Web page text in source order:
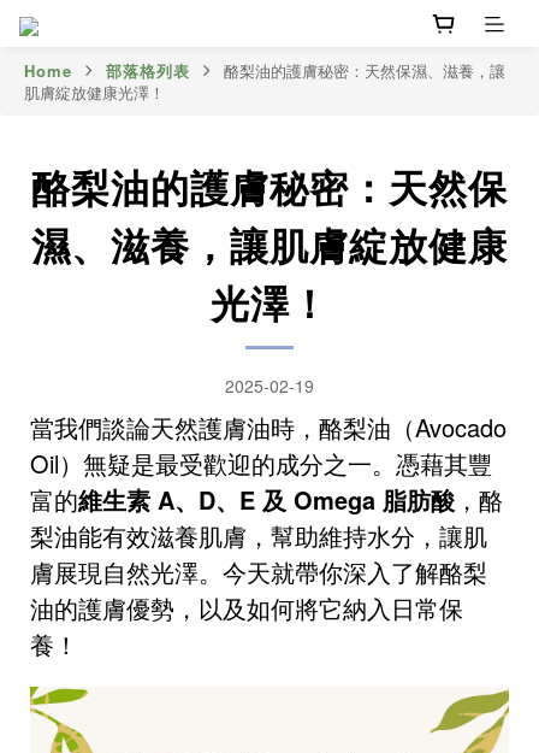
Home 部落格列表
酪梨油的護膚秘密：天然保濕、滋養，讓
肌膚綻放健康光澤！
酪梨油的護膚秘密：天然保
濕、滋養，讓肌膚綻放健康
光澤！
2025-02-19
當我們談論天然護膚油時，酪梨油（Avocado
Oil）無疑是最受歡迎的成分之一。憑藉其豐
富的維生素 A、D、E 及 Omega 脂肪酸 ，酪
梨油能有效滋養肌膚，幫助維持水分，讓肌
膚展現自然光澤。今天就帶你深入了解酪梨
油的護膚優勢，以及如何將它納入日常保
養！